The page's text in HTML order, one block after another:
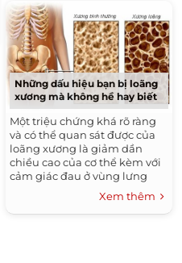
Những dấu hiệu bạn bị loãng
xương mà không hề hay biết
Một triệu chứng khá rõ ràng
và có thể quan sát được của
loãng xương là giảm dần
chiều cao của cơ thể kèm với
cảm giác đau ở vùng lưng
(cột sống ngực) và thắt lưng.
Khi nặng hơn sẽ thấy gù lưng
và dáng đi khòm.
Xem thêm